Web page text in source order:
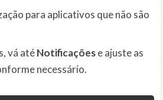
para aplicativos que não são
vá atéNotificaçõese ajuste as
necessário.